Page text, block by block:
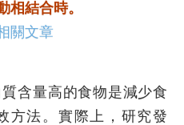
相結合時。
關文章
含量高的食物是減少食
方法。實際上，研究發